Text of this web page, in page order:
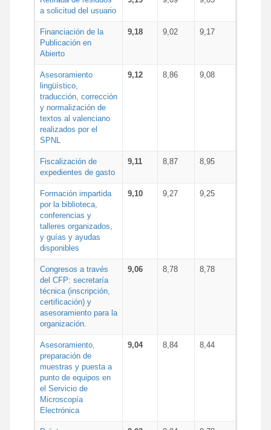
a solicitud del usuario
Financiación de la
Publicación en
Abierto
9,18 9,02 9,17
Asesoramiento
lingüístico,
traducción, corrección
y normalización de
textos al valenciano
realizados por el
SPNL
9,12 8,86 9,08
Fiscalización de
expedientes de gasto
9,11 8,87 8,95
Formación impartida
por la biblioteca,
conferencias y
talleres organizados,
y guías y ayudas
disponibles
9,10 9,27 9,25
Congresos a través
del CFP: secretaría
técnica (inscripción,
certificación) y
asesoramiento para la
organización.
9,06 8,78 8,78
Asesoramiento,
preparación de
muestras y puesta a
punto de equipos en
el Servicio de
Microscopía
Electrónica
9,04 8,84 8,44